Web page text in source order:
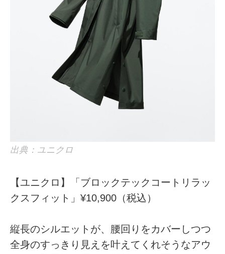
出典：ユニクロ
【ユニクロ】「ブロックテックコートリラッ
クスフィット」¥10,900（税込）
縦長のシルエットが、腰回りをカバーしつつ
全身のすっきり見えを叶えてくれそうなアウ